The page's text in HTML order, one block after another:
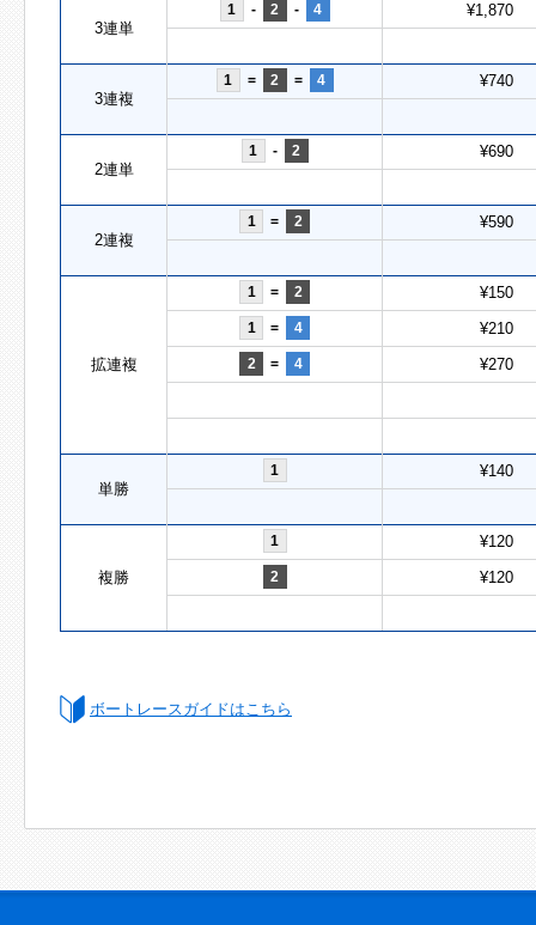
3連単
1 - 2 - 4 ¥1,870
3連複
1 = 2 = 4 ¥740
2連単
1 - 2 ¥690
2連複
1 = 2 ¥590
拡連複
1 = 2 ¥150
1 = 4 ¥210
2 = 4 ¥270
単勝
1 ¥140
複勝
1 ¥120
2 ¥120
ボートレースガイドはこちら